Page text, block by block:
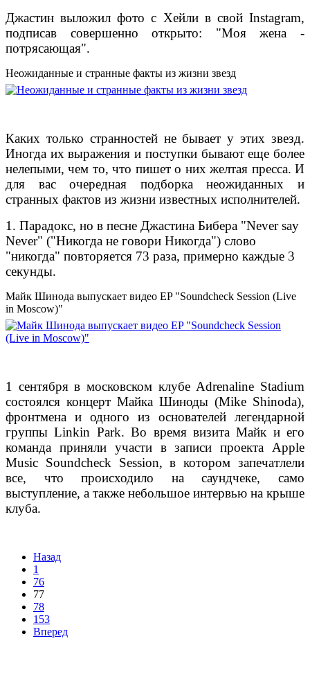
Джастин выложил фото с Хейли в свой Instagram,
подписав совершенно открыто: "Моя жена -
потрясающая".
Неожиданные и странные факты из жизни звезд
Каких только странностей не бывает у этих звезд.
Иногда их выражения и поступки бывают еще более
нелепыми, чем то, что пишет о них желтая пресса. И
для вас очередная подборка неожиданных и
странных фактов из жизни известных исполнителей.
1. Парадокс, но в песне Джастина Бибера "Never say
Never" ("Никогда не говори Никогда") слово
"никогда" повторяется 73 раза, примерно каждые 3
секунды.
Майк Шинода выпускает видео EP "Soundcheck Session (Live
in Moscow)"
1 сентября в московском клубе Adrenaline Stadium
состоялся концерт Майка Шиноды (Mike Shinoda),
фронтмена и одного из основателей легендарной
группы Linkin Park. Во время визита Майк и его
команда приняли участи в записи проекта Apple
Music Soundcheck Session, в котором запечатлели
все, что происходило на саундчеке, само
выступление, а также небольшое интервью на крыше
клуба.
Назад
1
76
77
78
153
Вперед